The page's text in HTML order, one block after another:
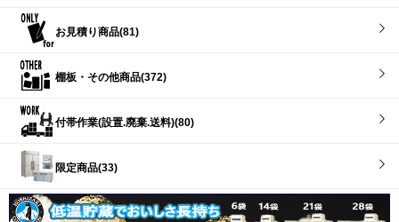
お見積り商品(81)
棚板・その他商品(372)
付帯作業(設置.廃棄.送料)(80)
限定商品(33)